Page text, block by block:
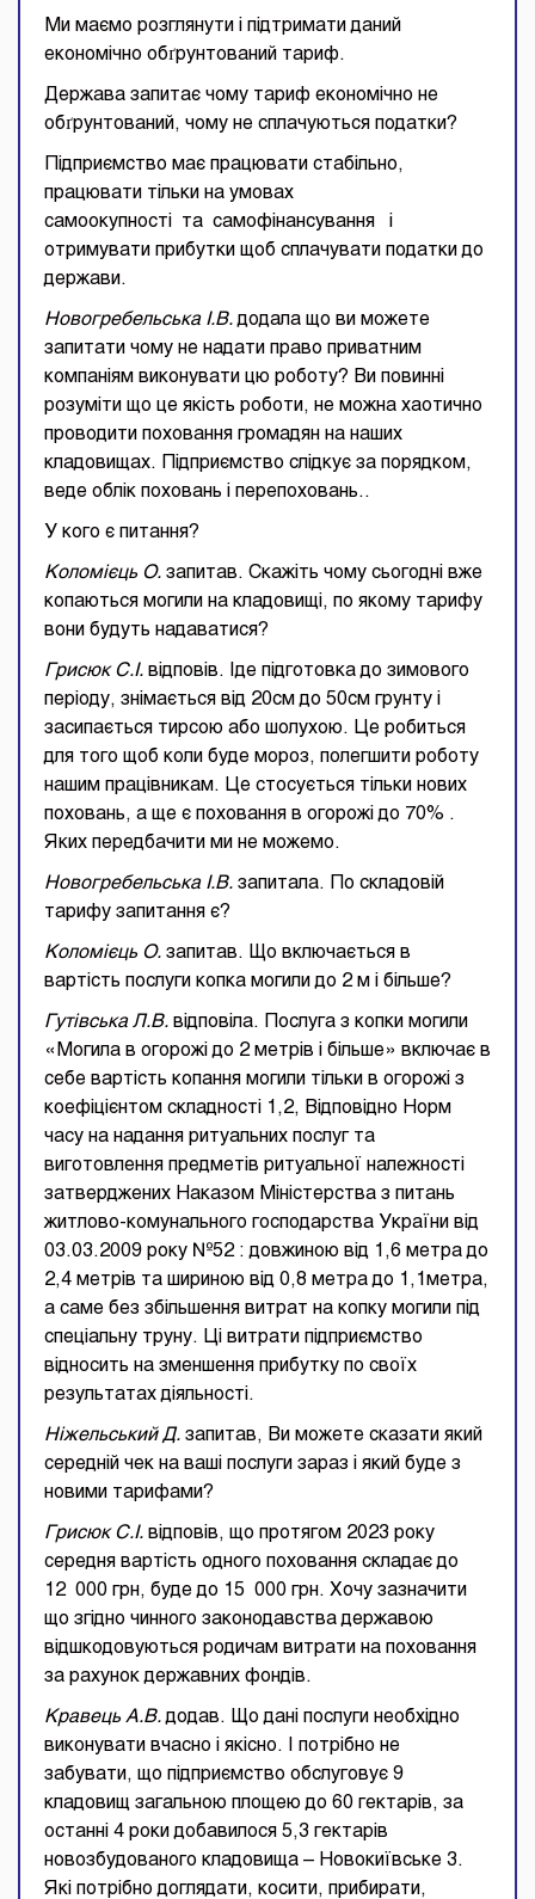
Ми маємо розглянути і підтримати даний
економічно обґрунтований тариф.
Держава запитає чому тариф економічно не
обґрунтований, чому не сплачуються податки?
Підприємство має працювати стабільно,
працювати тільки на умовах
самоокупності та самофінансування і
отримувати прибутки щоб сплачувати податки до
держави.
Новогребельська І.В.додала що ви можете
запитати чому не надати право приватним
компаніям виконувати цю роботу? Ви повинні
розуміти що це якість роботи, не можна хаотично
проводити поховання громадян на наших
кладовищах. Підприємство слідкує за порядком,
веде облік поховань і перепоховань..
У кого є питання?
Коломієць О. запитав. Скажіть чому сьогодні вже
копаються могили на кладовищі, по якому тарифу
вони будуть надаватися?
Грисюк С.І. відповів. Іде підготовка до зимового
періоду, знімається від 20см до 50см грунту і
засипається тирсою або шолухою. Це робиться
для того щоб коли буде мороз, полегшити роботу
нашим працівникам. Це стосується тільки нових
поховань, а ще є поховання в огорожі до 70% .
Яких передбачити ми не можемо.
Новогребельська І.В. запитала. По складовій
тарифу запитання є?
Коломієць О. запитав. Що включається в
вартість послуги копка могили до 2 м і більше?
Гутівська Л.В. відповіла. Послуга з копки могили
«Могила в огорожі до 2 метрів і більше» включає в
себе вартість копання могили тільки в огорожі з
коефіцієнтом складності 1,2, Відповідно Норм
часу на надання ритуальних послуг та
виготовлення предметів ритуальної належності
затверджених Наказом Міністерства з питань
житлово-комунального господарства України від
03.03.2009 року №52 : довжиною від 1,6 метра до
2,4 метрів та шириною від 0,8 метра до 1,1метра,
а саме без збільшення витрат на копку могили під
спеціальну труну. Ці витрати підприємство
відносить на зменшення прибутку по своїх
результатах діяльності.
Ніжельський Д. запитав, Ви можете сказати який
середній чек на ваші послуги зараз і який буде з
новими тарифами?
Грисюк С.І. відповів, що протягом 2023 року
середня вартість одного поховання складає до
12 000 грн, буде до 15 000 грн. Хочу зазначити
що згідно чинного законодавства державою
відшкодовуються родичам витрати на поховання
за рахунок державних фондів.
Кравець А.В.додав. Що дані послуги необхідно
виконувати вчасно і якісно. І потрібно не
забувати, що підприємство обслуговує 9
кладовищ загальною площею до 60 гектарів, за
останні 4 роки добавилося 5,3 гектарів
новозбудованого кладовища – Новокиївське 3.
Які потрібно доглядати, косити, прибирати,